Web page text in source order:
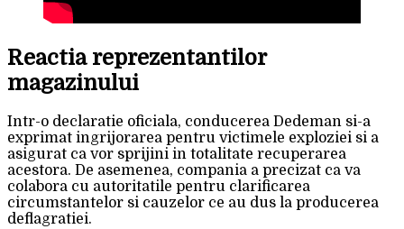
Reactia reprezentantilor
magazinului
Intr-o declaratie oficiala, conducerea Dedeman si-a
exprimat ingrijorarea pentru victimele exploziei si a
asigurat ca vor sprijini in totalitate recuperarea
acestora. De asemenea, compania a precizat ca va
colabora cu autoritatile pentru clarificarea
circumstantelor si cauzelor ce au dus la producerea
deflagratiei.